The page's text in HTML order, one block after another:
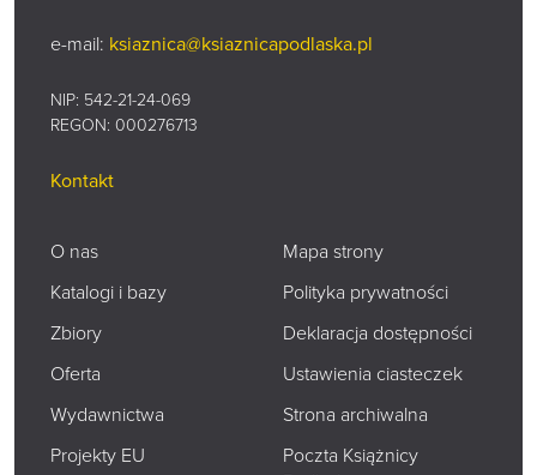
e-mail: ksiaznica@ksiaznicapodlaska.pl
NIP: 542-21-24-069
REGON: 000276713
Kontakt
O nas
Katalogi i bazy
Zbiory
Oferta
Wydawnictwa
Projekty EU
Mapa strony
Polityka prywatności
Deklaracja dostępności
Ustawienia ciasteczek
Strona archiwalna
Poczta Książnicy